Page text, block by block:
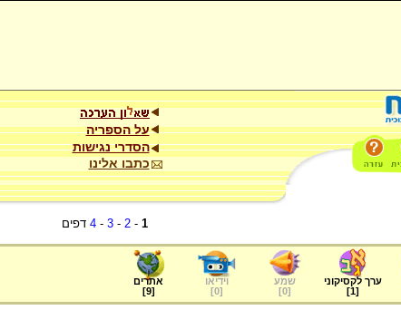
על הספריה
הסדרי נגישות
כתבו אלינו
1
-
2
-
3
-
4 דפים
ערך לקסיקוני
[
1
]
שמע
[
0
]
וידיאו
[
0
]
אתרים
[
9
]